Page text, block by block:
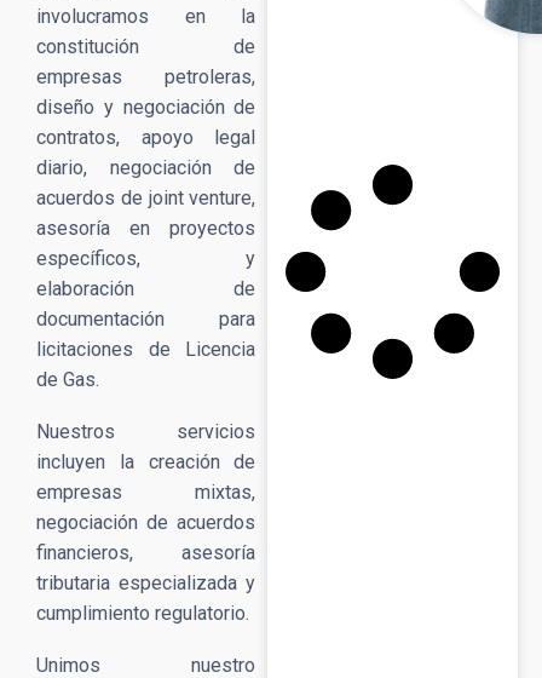
involucramos en la
constitución de
empresas petroleras,
diseño y negociación de
contratos, apoyo legal
diario, negociación de
acuerdos de joint venture,
asesoría en proyectos
específicos, y
elaboración de
documentación para
licitaciones de Licencia
de Gas.
Nuestros servicios
incluyen la creación de
empresas mixtas,
negociación de acuerdos
financieros, asesoría
tributaria especializada y
cumplimiento regulatorio.
Unimos nuestro